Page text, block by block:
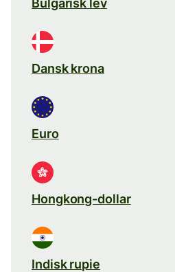
Bulgarisk lev
Dansk krona
Euro
Hongkong-dollar
Indisk rupie